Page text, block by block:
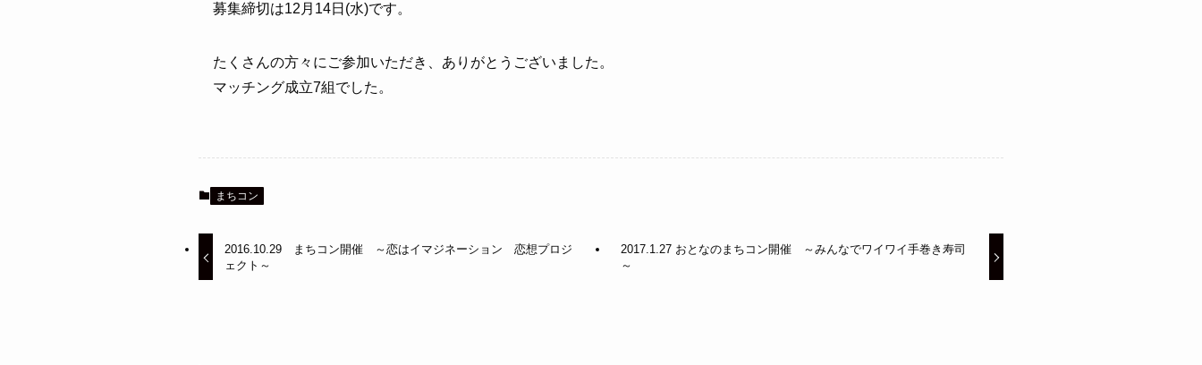
募集締切は12月14日(水)です。
たくさんの方々にご参加いただき、ありがとうございました。
マッチング成立7組でした。
まちコン
2016.10.29 まちコン開催 ～恋はイマジネーション 恋想プロジ
ェクト～
2017.1.27 おとなのまちコン開催 ～みんなでワイワイ手巻き寿司
～